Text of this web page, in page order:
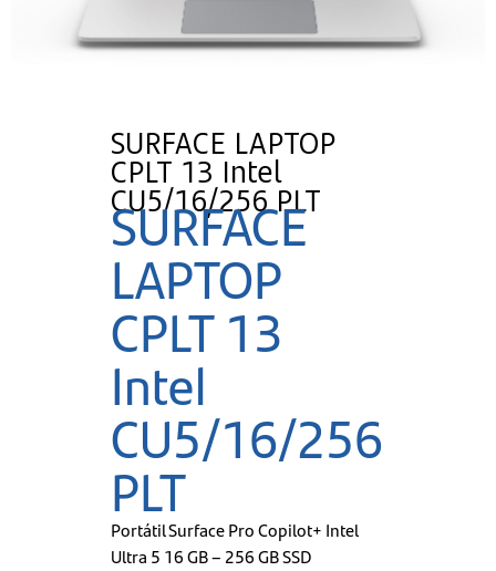
SURFACE LAPTOP
CPLT 13 Intel
CU5/16/256 PLT
SURFACE
LAPTOP
CPLT 13
Intel
CU5/16/256
PLT
Portátil Surface Pro Copilot+ Intel
Ultra 5 16 GB – 256 GB SSD